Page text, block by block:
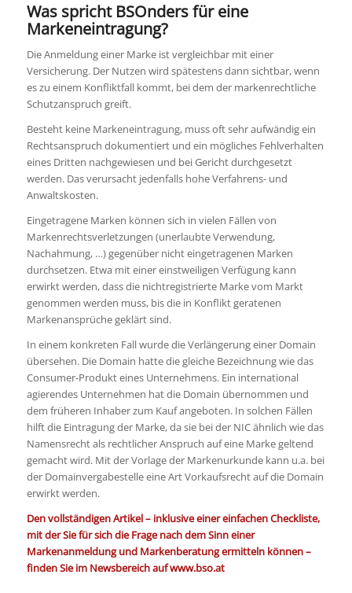
Was spricht BSOnders für eine
Markeneintragung?
Die Anmeldung einer Marke ist vergleichbar mit einer
Versicherung. Der Nutzen wird spätestens dann sichtbar, wenn
es zu einem Konfliktfall kommt, bei dem der markenrechtliche
Schutzanspruch greift.
Besteht keine Markeneintragung, muss oft sehr aufwändig ein
Rechtsanspruch dokumentiert und ein mögliches Fehlverhalten
eines Dritten nachgewiesen und bei Gericht durchgesetzt
werden. Das verursacht jedenfalls hohe Verfahrens- und
Anwaltskosten.
Eingetragene Marken können sich in vielen Fällen von
Markenrechtsverletzungen (unerlaubte Verwendung,
Nachahmung, …) gegenüber nicht eingetragenen Marken
durchsetzen. Etwa mit einer einstweiligen Verfügung kann
erwirkt werden, dass die nichtregistrierte Marke vom Markt
genommen werden muss, bis die in Konflikt geratenen
Markenansprüche geklärt sind.
In einem konkreten Fall wurde die Verlängerung einer Domain
übersehen. Die Domain hatte die gleiche Bezeichnung wie das
Consumer-Produkt eines Unternehmens. Ein international
agierendes Unternehmen hat die Domain übernommen und
dem früheren Inhaber zum Kauf angeboten. In solchen Fällen
hilft die Eintragung der Marke, da sie bei der NIC ähnlich wie das
Namensrecht als rechtlicher Anspruch auf eine Marke geltend
gemacht wird. Mit der Vorlage der Markenurkunde kann u.a. bei
der Domainvergabestelle eine Art Vorkaufsrecht auf die Domain
erwirkt werden.
Den vollständigen Artikel – inklusive einer einfachen Checkliste,
mit der Sie für sich die Frage nach dem Sinn einer
Markenanmeldung und Markenberatung ermitteln können –
finden Sie im Newsbereich auf www.bso.at